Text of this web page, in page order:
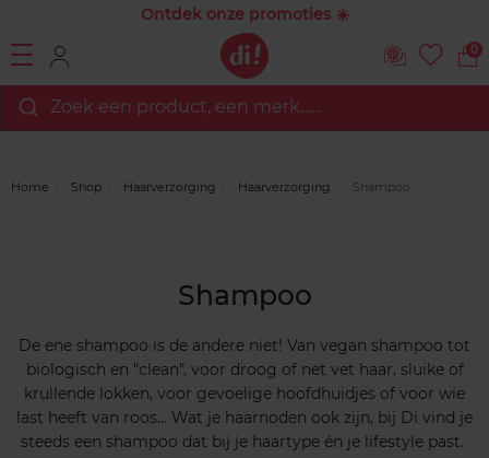
Ontdek onze promoties ☀️
0
Zoek een product, een merk…...
Home Shop Haarverzorging Haarverzorging Shampoo
Shampoo
De ene shampoo is de andere niet! Van vegan shampoo tot
biologisch en "clean", voor droog of net vet haar, sluike of
krullende lokken, voor gevoelige hoofdhuidjes of voor wie
last heeft van roos... Wat je haarnoden ook zijn, bij Di vind je
steeds een shampoo dat bij je haartype én je lifestyle past.